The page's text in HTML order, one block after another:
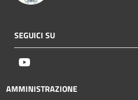
SEGUICI SU
AMMINISTRAZIONE